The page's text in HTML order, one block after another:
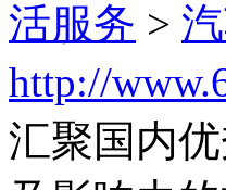
活服务 >
http://
汇聚国内